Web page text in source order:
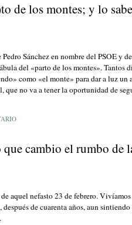
de los montes; y lo
Sánchez en nombre del PSOE y
del «parto de los montes». Tantos
como «el monte» para dar a luz
que no va a tener la oportunidad de
que cambio el rumbo de
aquel nefasto 23 de febrero.
después de cuarenta años, aun